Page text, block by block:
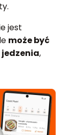
jest
może być
,